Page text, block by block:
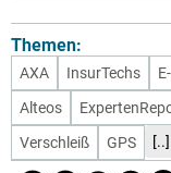
Themen:
AXA InsurTechs
Alteos
Verschleiß
GPS [..]